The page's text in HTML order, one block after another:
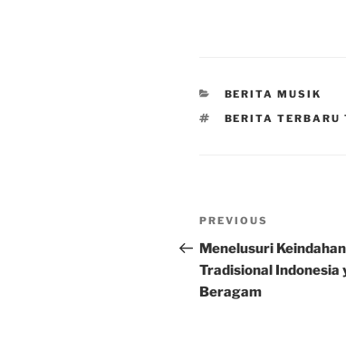
CATEGORIES
BERITA MUSIK
TAGS
BERITA
Post
navigation
Previous
Post
PREVIOUS
Menelusuri
Tradisional Indonesia
Beragam